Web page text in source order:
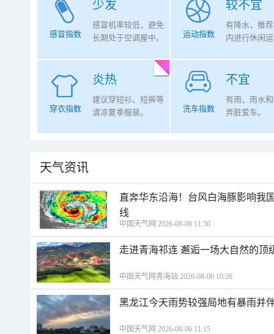
少发
感冒指数
感冒机率较低，避免
长期处于空调屋中。
较不宜
运动指数
有降水，推
内进行休闲
炎热
穿衣指数
建议穿短衫、短裤等
清凉夏季服装。
不宜
洗车指数
有雨，雨水
弄脏爱车。
天气资讯
直奔华东沿海！台风白海豚影响我
线
中国天气网 2026-08-06 11:30
走进青海祁连 邂逅一场大自然的顶
中国天气网青海站 2026-08-06 10:26
黑龙江今天雨势较强局地有暴雨并
中国天气网 2026-08-06 11:15